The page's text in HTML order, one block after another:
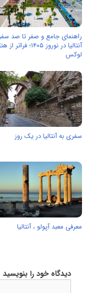
راهنمای جامع و صفر تا صد
آنتالیا در نوروز ۱۴۰۵؛
لوکس
سفری به آنتالیا در یک روز
معرفی معبد آپولو ، آنتالیا
دیدگاه خود را بنویسید